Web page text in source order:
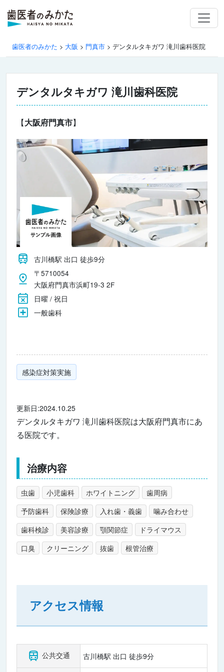
歯医者のみかた > 大阪 > 門真市 > デンタルタキガワ 滝川歯科医院
デンタルタキガワ 滝川歯科医院
【大阪府門真市】
古川橋駅 出口 徒歩9分
〒5710054
大阪府門真市浜町19-3 2F
日曜 / 祝日
一般歯科
感染症対策実施
更新日:2024.10.25
デンタルタキガワ 滝川歯科医院は大阪府門真市にあ
る医院です。
治療内容
虫歯 小児歯科 ホワイトニング
歯周病
予防歯科
保険診療 入れ歯・義歯
噛み合わせ
歯科検診
美容診療 顎関節症
ドライマウス
口臭
クリーニング 抜歯 根管治療
アクセス情報
公共交通 古川橋駅 出口 徒歩9分